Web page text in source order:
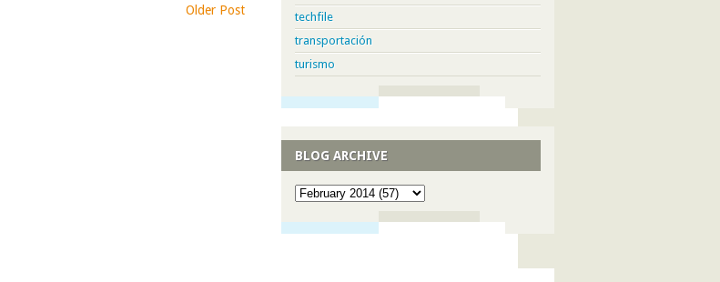
Older Post
techfile
transportación
turismo
BLOG ARCHIVE